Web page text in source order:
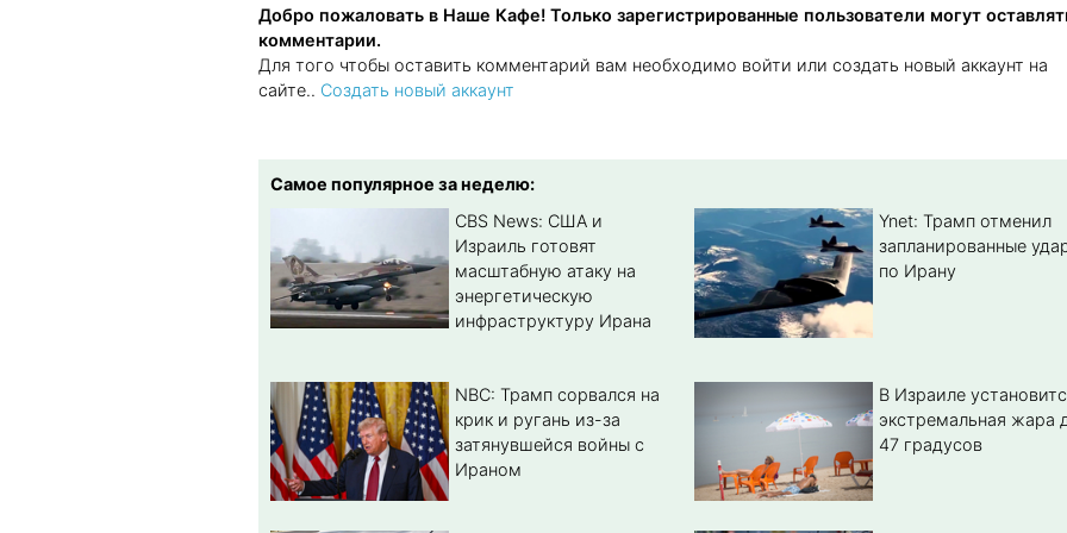
Добро пожаловать в Наше Кафе! Только зарегистрированные пользователи могут
комментарии.
Для того чтобы оставить комментарий вам необходимо войти или создать новый аккаунт на
сайте.. Создать новый аккаунт
Самое популярное за неделю:
CBS News: США и
Израиль готовят
масштабную атаку на
энергетическую
инфраструктуру Ирана
Ynet: Трамп отменил
запланированные
по Ирану
NBC: Трамп сорвался на
крик и ругань из-за
затянувшейся войны с
Ираном
В Израиле
экстремальная жара
47 градусов